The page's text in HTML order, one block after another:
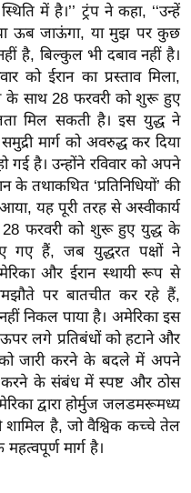
में है।’’ ट्रंप ने कहा, ‘‘उन्हें
ऊब जाऊंगा, या मुझ पर कुछ
है, बिल्कुल भी दबाव नहीं है।
को ईरान का प्रस्ताव मिला,
के साथ 28 फरवरी को शुरू हुए
मिल सकती है। इस युद्ध ने
मार्ग को अवरुद्ध कर दिया
है। उन्होंने रविवार को अपने
के तथाकथित ‘प्रतिनिधियों’ की
यह पूरी तरह से अस्वीकार्य
28 फरवरी को शुरू हुए युद्ध के
गए हैं, जब युद्धरत पक्षों ने
और ईरान स्थायी रूप से
पर बातचीत कर रहे हैं,
निकल पाया है। अमेरिका इस
लगे प्रतिबंधों को हटाने और
को जारी करने के बदले में अपने
करने के संबंध में स्पष्ट और ठोस
द्वारा होर्मुज जलडमरूमध्य
शामिल है, जो वैश्विक कच्चे तेल
मार्ग है।